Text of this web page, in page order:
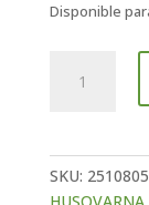
Disponible
SKU: